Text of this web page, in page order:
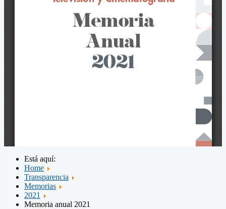
Está aquí:
Home
Transparencia
Memorias
2021
Memoria anual 2021